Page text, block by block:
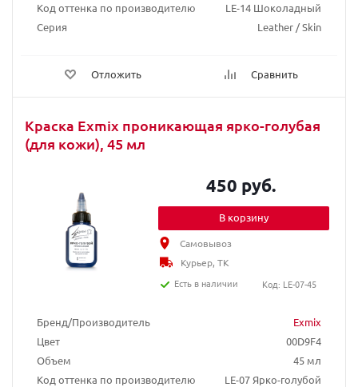
Код оттенка по производителю
LE-14 Шоколадный
Серия
Leather / Skin
Отложить Сравнить
Краска Exmix проникающая ярко-голубая
(для кожи), 45 мл
Бренд/Производитель
Exmix
Цвет
00D9F4
Объем
45 мл
Код оттенка по производителю
LE-07 Ярко-голубой
450 руб.
В корзину
Самовывоз
Курьер, ТК
Есть в наличии
Код: LE-07-45